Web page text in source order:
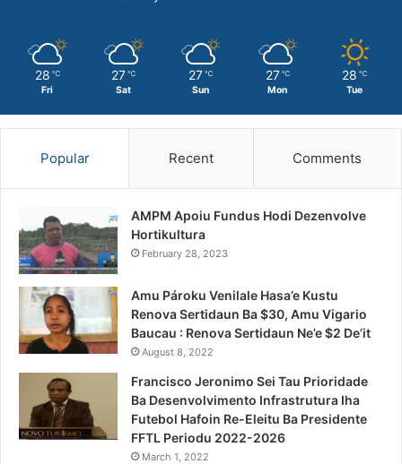
28 ℃
Fri
27 ℃
Sat
27 ℃
Sun
27 ℃
Mon
28 ℃
Tue
Popular Recent Comments
AMPM Apoiu Fundus Hodi Dezenvolve
Hortikultura
February 28, 2023
Amu Pároku Venilale Hasa’e Kustu
Renova Sertidaun Ba $30, Amu Vigario
Baucau : Renova Sertidaun Ne’e $2 De’it
August 8, 2022
Francisco Jeronimo Sei Tau Prioridade
Ba Desenvolvimento Infrastrutura Iha
Futebol Hafoin Re-Eleitu Ba Presidente
FFTL Periodu 2022-2026
March 1, 2022